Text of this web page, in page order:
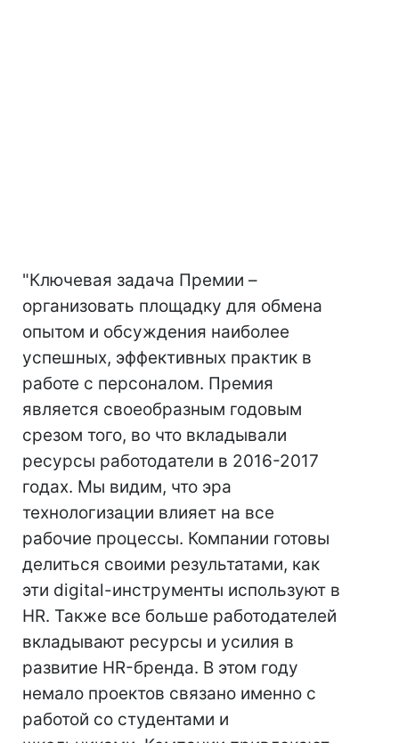
"Ключевая задача Премии –
организовать площадку для обмена
опытом и обсуждения наиболее
успешных, эффективных практик в
работе с персоналом. Премия
является своеобразным годовым
срезом того, во что вкладывали
ресурсы работодатели в 2016-2017
годах. Мы видим, что эра
технологизации влияет на все
рабочие процессы. Компании готовы
делиться своими результатами, как
эти digital-инструменты используют в
НR. Также все больше работодателей
вкладывают ресурсы и усилия в
развитие HR-бренда. В этом году
немало проектов связано именно с
работой со студентами и